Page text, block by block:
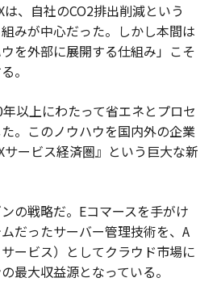
、自社のCO2排出削減という
みが中心だった。しかし本間は
を外部に展開する仕組み」こそ
。
年以上にわたって省エネとプロセ
。このノウハウを国内外の企業
サービス経済圏』という巨大な新
の戦略だ。Eコマースを手がけ
だったサーバー管理技術を、A
ービス）としてクラウド市場に
最大収益源となっている。